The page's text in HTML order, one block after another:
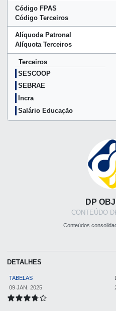
DP
CONTEÚDO
Conteúdos
DETALHES
TABELAS
09 JAN. 2025
Código FPAS
Código Terceiros
Alíquoda Patronal
Alíquota Terceiros
Terceiros
SESCOOP
SEBRAE
Incra
Salário Educação